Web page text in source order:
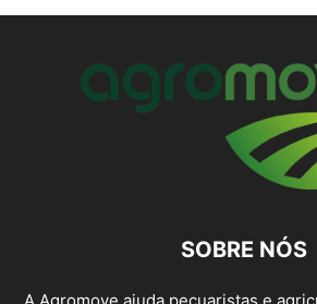
SOBRE NÓS